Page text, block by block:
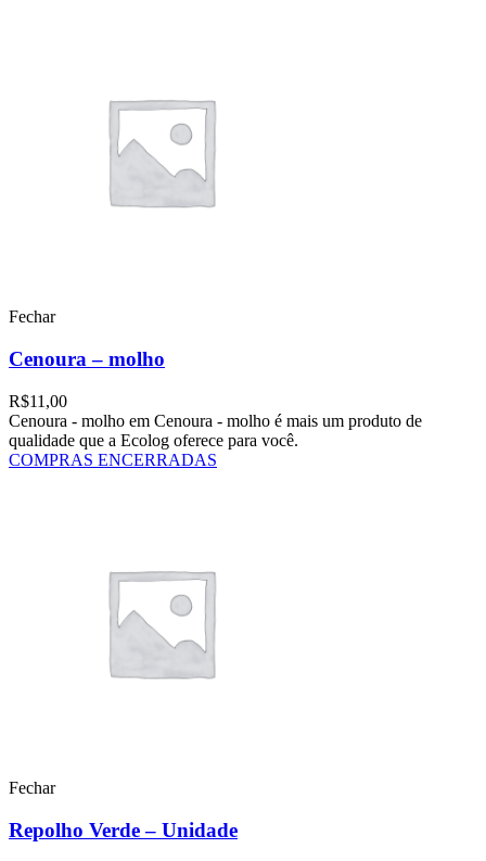
Fechar
Cenoura – molho
R$11,00
Cenoura - molho em Cenoura - molho é mais um produto de
qualidade que a Ecolog oferece para você.
COMPRAS ENCERRADAS
Fechar
Repolho Verde – Unidade